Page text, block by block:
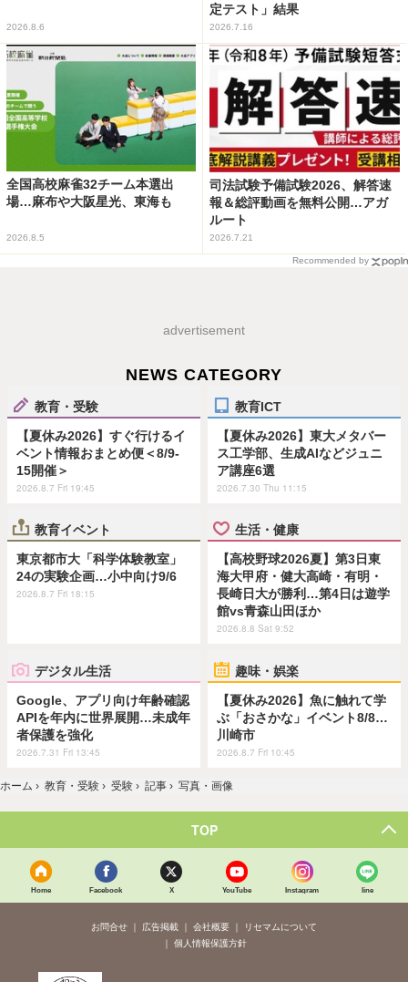
2026.8.6
定テスト」結果
2026.7.16
全国高校麻雀32チーム本選出
場…麻布や大阪星光、東海も
2026.8.5
司法試験予備試験2026、解答速
報＆総評動画を無料公開…アガ
ルート
2026.7.21
Recommended by
advertisement
NEWS CATEGORY
教育・受験
【夏休み2026】すぐ行けるイ
ベント情報おまとめ便＜8/9-
15開催＞
2026.8.7 Fri 19:45
教育ICT
【夏休み2026】東大メタバー
ス工学部、生成AIなどジュニ
ア講座6選
2026.7.30 Thu 11:15
教育イベント
東京都市大「科学体験教室」
24の実験企画…小中向け9/6
2026.8.7 Fri 18:15
生活・健康
【高校野球2026夏】第3日東
海大甲府・健大高崎・有明・
長崎日大が勝利…第4日は遊学
館vs青森山田ほか
2026.8.8 Sat 9:52
デジタル生活
Google、アプリ向け年齢確認
APIを年内に世界展開…未成年
者保護を強化
2026.7.31 Fri 13:45
趣味・娯楽
【夏休み2026】魚に触れて学
ぶ「おさかな」イベント8/8…
川崎市
2026.8.7 Fri 10:45
ホーム › 教育・受験 › 受験 › 記事 › 写真・画像
TOP
Home Facebook X YouTube Instagram line
お問合せ 広告掲載 会社概要
リセマムについて
個人情報保護方針